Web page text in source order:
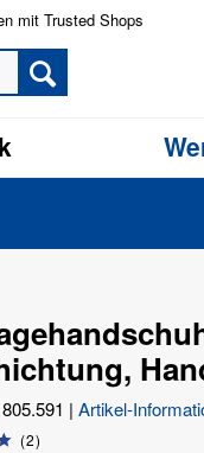
mit Trusted Shops
805.591 |Artikel-
(2)